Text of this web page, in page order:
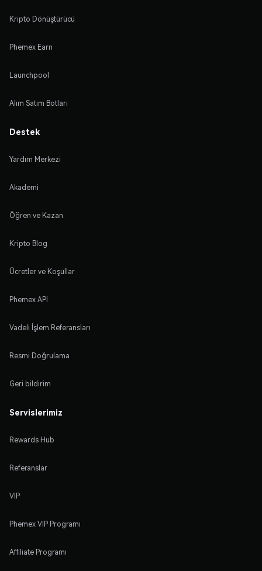
Kripto Dönüştürücü
Phemex Earn
Launchpool
Alım Satım Botları
Destek
Yardım Merkezi
Akademi
Öğren ve Kazan
Kripto Blog
Ücretler ve Koşullar
Phemex API
Vadeli İşlem Referansları
Resmi Doğrulama
Geri bildirim
Servislerimiz
Rewards Hub
Referanslar
VIP
Phemex VIP Programı
Affiliate Programı